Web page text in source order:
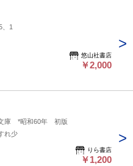
、1
悠山社書店
￥2,000
文庫 *昭和60年 初版
れ少
りら書店
￥1,200